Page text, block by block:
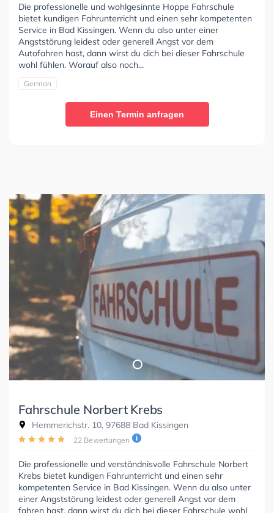
Die professionelle und wohlgesinnte Hoppe Fahrschule
bietet kundigen Fahrunterricht und einen sehr kompetenten
Service in Bad Kissingen. Wenn du also unter einer
Angststörung leidest oder generell Angst vor dem
Autofahren hast, dann wirst du dich bei dieser Fahrschule
wohl fühlen. Worauf also noch...
German
Einen Termin anfragen
Fahrschule Norbert Krebs
Hemmerichstr. 10, 97688 Bad Kissingen
22 Bewertungen
Die professionelle und verständnisvolle Fahrschule Norbert
Krebs bietet kundigen Fahrunterricht und einen sehr
kompetenten Service in Bad Kissingen. Wenn du also unter
einer Angststörung leidest oder generell Angst vor dem
fahren hast, dann wirst du dich bei dieser Fahrschule wohl